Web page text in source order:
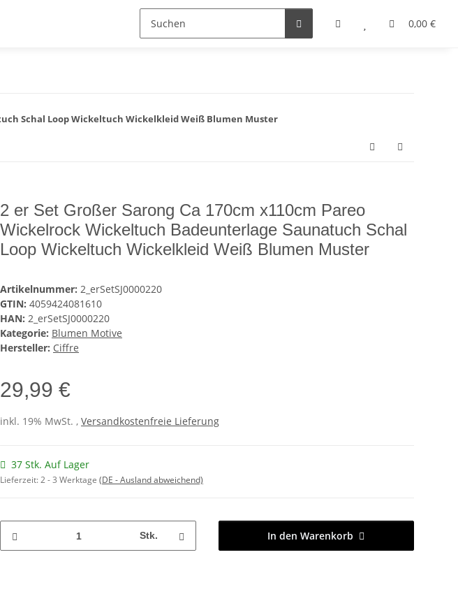
0,00 €
Schal Loop Wickeltuch Wickelkleid Weiß Blumen Muster
2 er Set Großer Sarong Ca 170cm x110cm Pareo
Wickelrock Wickeltuch Badeunterlage Saunatuch Schal
Loop Wickeltuch Wickelkleid Weiß Blumen Muster
Artikelnummer: 2_erSetSJ0000220
GTIN: 4059424081610
HAN: 2_erSetSJ0000220
Kategorie: Blumen Motive
Hersteller: Ciffre
29,99 €
inkl. 19% MwSt. , Versandkostenfreie Lieferung
37 Stk. Auf Lager
Lieferzeit:2 - 3 Werktage (DE - Ausland abweichend)
Stk. In den Warenkorb